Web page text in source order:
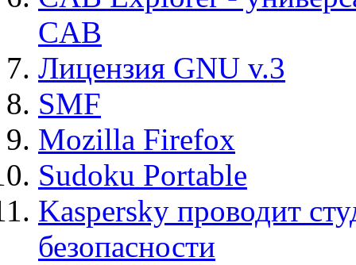
CAB
Лицензия GNU v.3
SMF
Mozilla Firefox
Sudoku Portable
Kaspersky проводит
безопасности